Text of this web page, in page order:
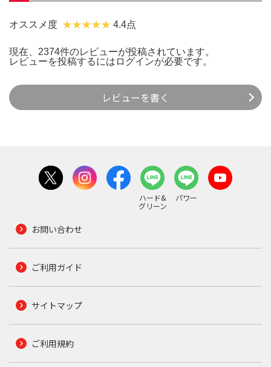
オススメ度 4.4点
現在、2374件のレビューが投稿されています。
レビューを投稿するには ログインが必要です。
レビューを書く
ハード&
グリーン
パワー
お問い合わせ
ご利用ガイド
サイトマップ
ご利用規約